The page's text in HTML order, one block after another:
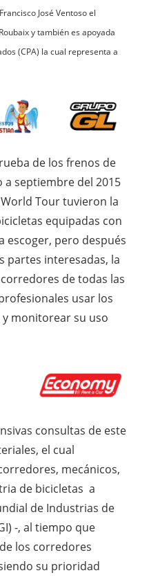
José Ventoso el
y también es apoyada
(CPA) la cual representa a
de los frenos de
a septiembre del 2015
Tour tuvieron la
equipadas con
escoger, pero después
partes interesadas, la
de todas las
usar los
y monitorear su uso
consultas de este
el cual
mecánicos,
de bicicletas a
de Industrias de
-, al tiempo que
los corredores
su prioridad